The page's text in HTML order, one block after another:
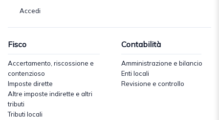
Accedi
Fisco
Accertamento, riscossione e
contenzioso
Imposte dirette
Altre imposte indirette e altri
tributi
Tributi locali
Contabilità
Amministrazione e bilancio
Enti locali
Revisione e controllo